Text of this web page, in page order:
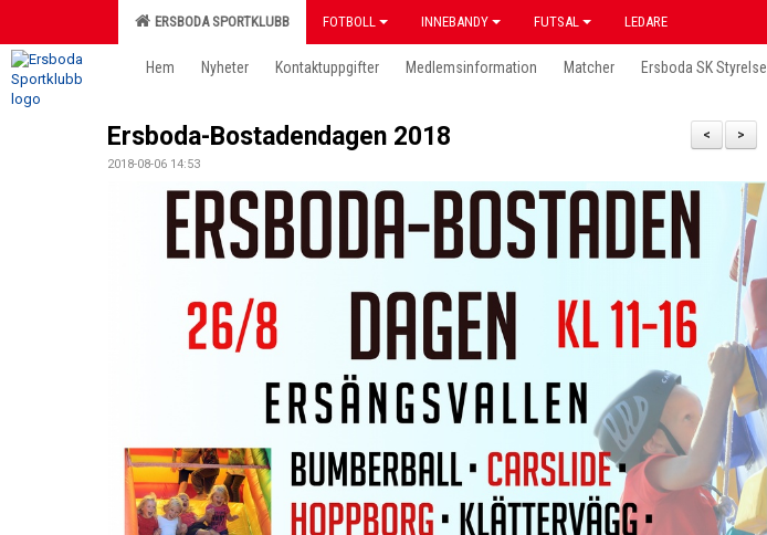
ERSBODA SPORTKLUBB FOTBOLL INNEBANDY FUTSAL LEDARE
Hem Nyheter Kontaktuppgifter Medlemsinformation Matcher Ersboda SK Styrelse
>
<
Ersboda-Bostadendagen 2018
2018-08-06 14:53